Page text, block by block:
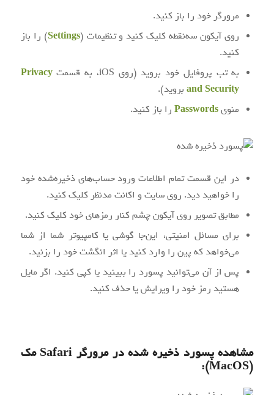
مرورگر خود را باز کنید.
روی آیکون سه‌نقطه کلیک کنید و تنظیمات (Settings) را باز
کنید.
به تب پروفایل خود بروید (روی iOS، به قسمت
Privacy
and Securityبروید).
منویPasswordsرا باز کنید.
در این قسمت تمام اطلاعات ورود حساب‌های ذخیره‌شده خود
را خواهید دید. روی سایت و اکانت مدنظر کلیک کنید.
مطابق تصویر روی آیکون چشم کنار رمزهای خود کلیک کنید.
برای مسائل امنیتی، این‌جا گوشی یا کامپیوتر شما از شما
می‌خواهد که پین را وارد کنید یا اثر انگشت خود را بزنید.
پس از آن می‌توانید پسورد را ببینید یا کپی کنید. اگر مایل
هستید رمز خود را ویرایش یا حذف کنید.
مشاهده پسورد ذخیره‌ شده در مرورگر Safari مک
(
MacOS
):